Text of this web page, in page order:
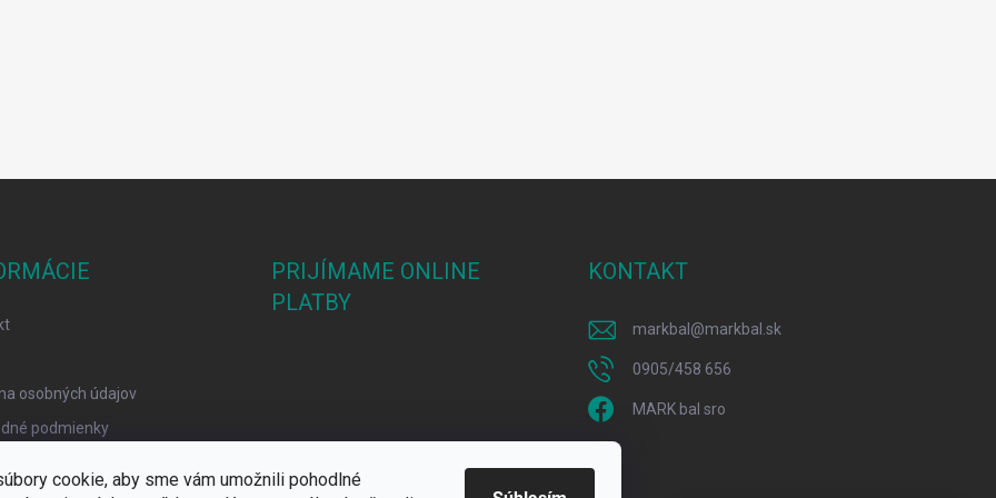
cookie, aby sme vám umožnili pohodlné
osobných údajov
podmienky
PRIJÍMAME ONLINE
PLATBY
KONTAKT
markbal @markbal.sk
0905/458 656
MARK bal sro